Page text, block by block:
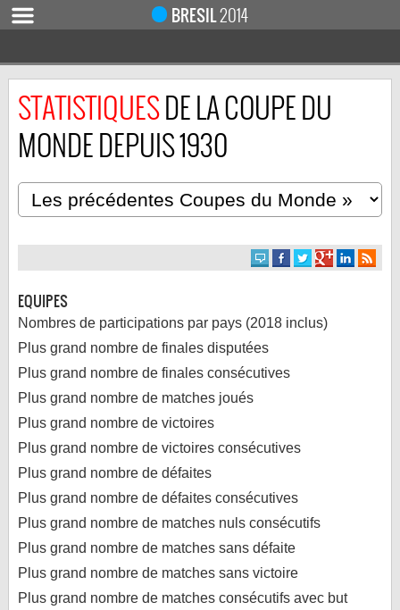
BRESIL2014
ACCUEIL
COUPE DU MONDE 2019
MONDIAL 2014
CALENDRIER / RÉSULTATS
QUARTS DE FINALE
DEMI-FINALES
CLASSEMENTS
LES BUTEURS
HOMME DU MATCH
LE RÈGLEMENT
LES STADES
QUALIFICATIONS
HISTORIQUE
COUPE DES CONFÉDÉRATIONS
STATISTIQUESDE LA COUPE DU
MONDE DEPUIS 1930
EQUIPES
Nombres de participations par pays (2018 inclus)
Plus grand nombre de finales disputées
Plus grand nombre de finales consécutives
Plus grand nombre de matches joués
Plus grand nombre de victoires
Plus grand nombre de victoires consécutives
Plus grand nombre de défaites
Plus grand nombre de défaites consécutives
Plus grand nombre de matches nuls consécutifs
Plus grand nombre de matches sans défaite
Plus grand nombre de matches sans victoire
Plus grand nombre de matches consécutifs avec but